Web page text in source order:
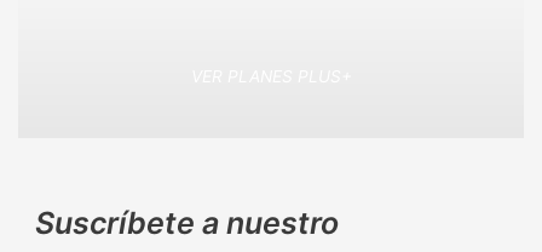
Suscríbete a nuestro